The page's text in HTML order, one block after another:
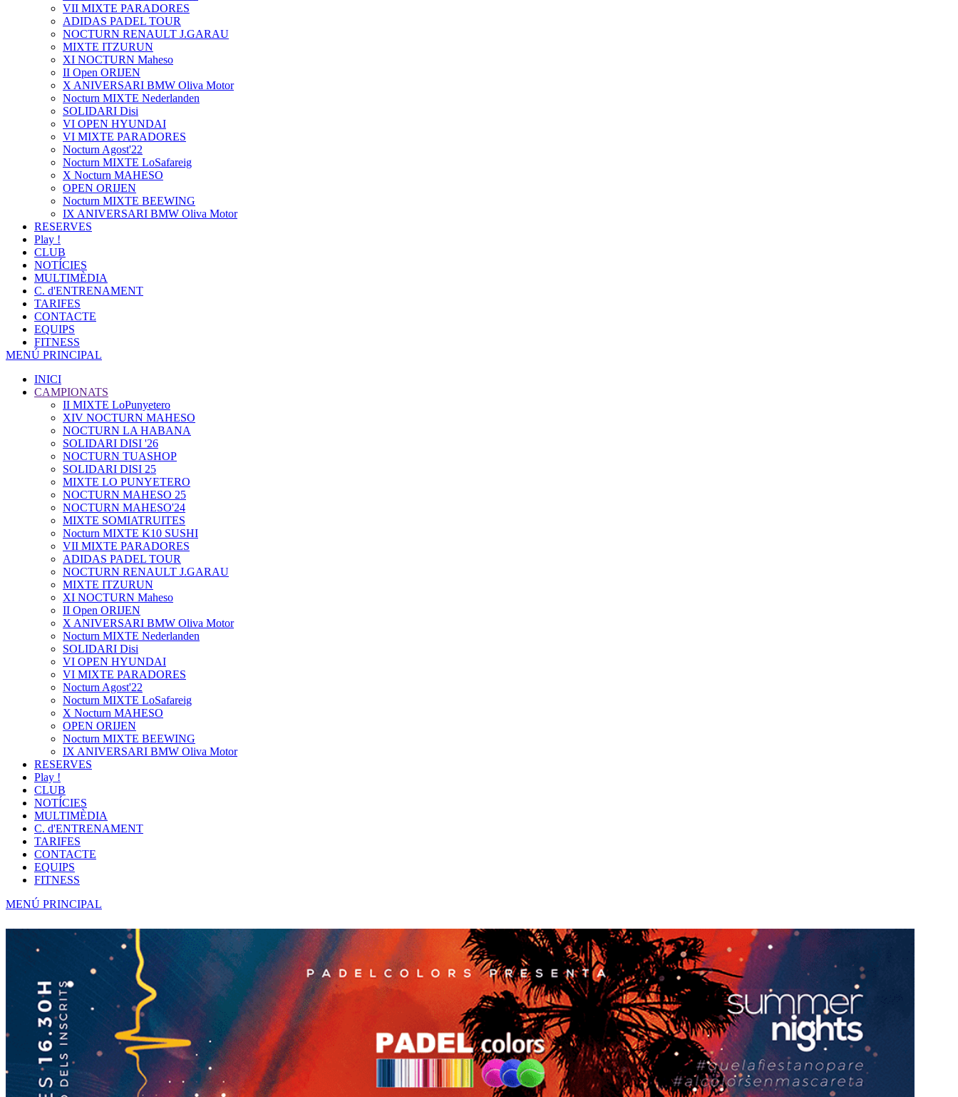
VII MIXTE PARADORES
ADIDAS PADEL TOUR
NOCTURN RENAULT J.GARAU
MIXTE ITZURUN
XI NOCTURN Maheso
II Open ORIJEN
X ANIVERSARI BMW Oliva Motor
Nocturn MIXTE Nederlanden
SOLIDARI Disi
VI OPEN HYUNDAI
VI MIXTE PARADORES
Nocturn Agost'22
Nocturn MIXTE LoSafareig
X Nocturn MAHESO
OPEN ORIJEN
Nocturn MIXTE BEEWING
IX ANIVERSARI BMW Oliva Motor
RESERVES
Play !
CLUB
NOTÍCIES
MULTIMÈDIA
C. d'ENTRENAMENT
TARIFES
CONTACTE
EQUIPS
FITNESS
MENÚ PRINCIPAL
INICI
CAMPIONATS
II MIXTE LoPunyetero
XIV NOCTURN MAHESO
NOCTURN LA HABANA
SOLIDARI DISI '26
NOCTURN TUASHOP
SOLIDARI DISI 25
MIXTE LO PUNYETERO
NOCTURN MAHESO 25
NOCTURN MAHESO'24
MIXTE SOMIATRUITES
Nocturn MIXTE K10 SUSHI
VII MIXTE PARADORES
ADIDAS PADEL TOUR
NOCTURN RENAULT J.GARAU
MIXTE ITZURUN
XI NOCTURN Maheso
II Open ORIJEN
X ANIVERSARI BMW Oliva Motor
Nocturn MIXTE Nederlanden
SOLIDARI Disi
VI OPEN HYUNDAI
VI MIXTE PARADORES
Nocturn Agost'22
Nocturn MIXTE LoSafareig
X Nocturn MAHESO
OPEN ORIJEN
Nocturn MIXTE BEEWING
IX ANIVERSARI BMW Oliva Motor
RESERVES
Play !
CLUB
NOTÍCIES
MULTIMÈDIA
C. d'ENTRENAMENT
TARIFES
CONTACTE
EQUIPS
FITNESS
MENÚ PRINCIPAL